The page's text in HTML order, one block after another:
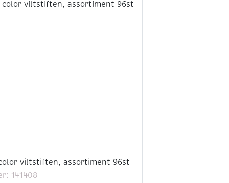
viltstiften, assortiment 96st
141408